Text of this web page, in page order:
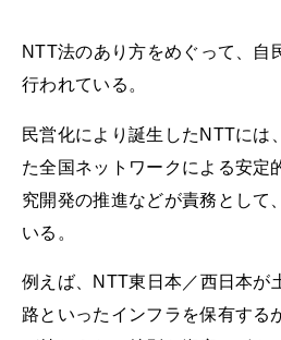
NTT法のあり方をめぐって、自
行われている。
民営化により誕生したNTTには
た全国ネットワークによる安定
究開発の推進などが責務として
いる。
例えば、NTT東日本／西日本が
路といったインフラを保有する